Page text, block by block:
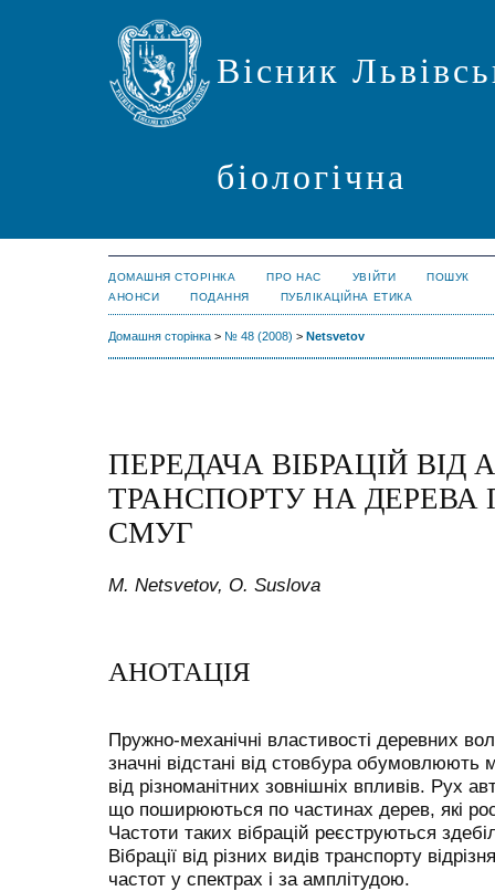
Вісник
біологічна
ДОМАШНЯ СТОРІНКА ПРО НАС УВІЙТИ
ПОШУК
АНОНСИ
ПОДАННЯ ПУБЛІКАЦІЙНА ЕТИКА
Домашня сторінка > № 48 (2008) > Netsvetov
ПЕРЕДАЧА ВІБРАЦІЙ ВІД
ТРАНСПОРТУ НА ДЕРЕВА
СМУГ
M. Netsvetov, O. Suslova
АНОТАЦІЯ
Пружно-механічні властивості деревних
значні відстані від стовбура обумовлюють
від різноманітних зовнішніх впливів. Рух
що поширюються по частинах дерев, які
Частоти таких вібрацій реєструються
Вібрації від різних видів транспорту
частот у спектрах і за амплітудою.